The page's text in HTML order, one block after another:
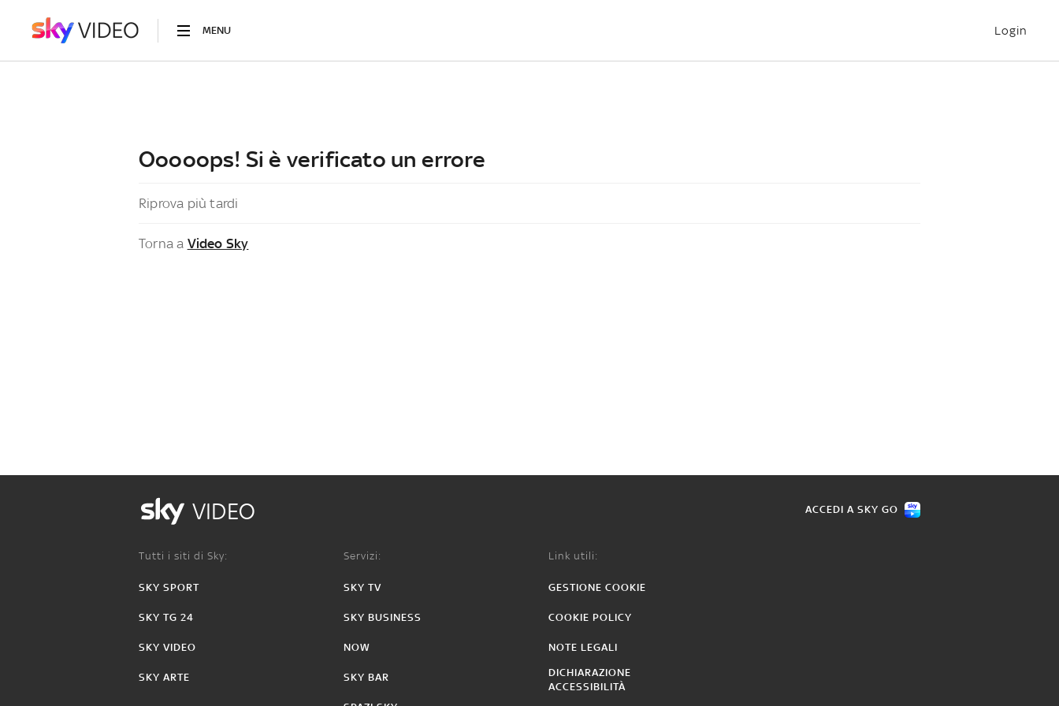
MENU Login
Ooooops! Si è verificato un errore
Riprova più tardi
Torna a Video Sky
VIDEO ACCEDI A SKY GO
Tutti i siti di Sky:
SKY SPORT
SKY TG 24
SKY VIDEO
SKY ARTE
Servizi:
SKY TV
SKY BUSINESS
NOW
SKY BAR
Link utili:
GESTIONE COOKIE
COOKIE POLICY
NOTE LEGALI
DICHIARAZIONE
ACCESSIBILITÀ